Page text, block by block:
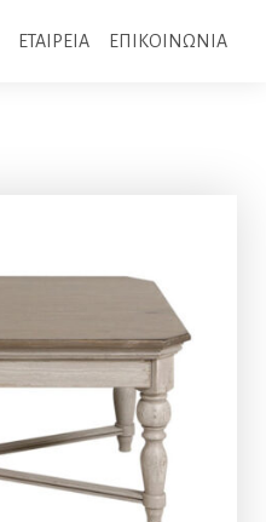
ΕΤΑΙΡΕΙΑ ΕΠΙΚΟΙΝΩΝΙΑ